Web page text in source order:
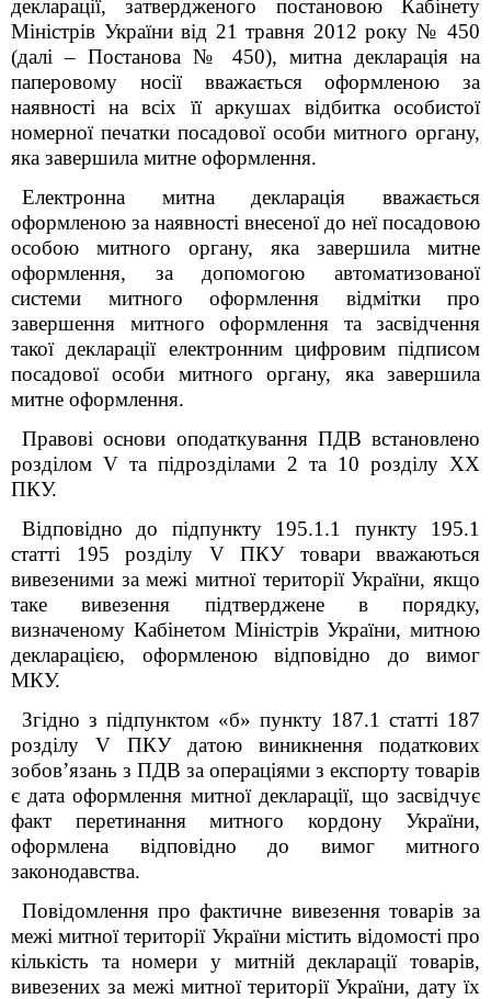
декларації, затвердженого постановою Кабінету
Міністрів України від 21 травня 2012 року № 450
(далі – Постанова № 450), митна декларація на
паперовому носії вважається оформленою за
наявності на всіх її аркушах відбитка особистої
номерної печатки посадової особи митного органу,
яка завершила митне оформлення.
Електронна митна декларація вважається
оформленою за наявності внесеної до неї посадовою
особою митного органу, яка завершила митне
оформлення, за допомогою автоматизованої
системи митного оформлення відмітки про
завершення митного оформлення та засвідчення
такої декларації електронним цифровим підписом
посадової особи митного органу, яка завершила
митне оформлення.
Правові основи оподаткування ПДВ встановлено
розділом V та підрозділами 2 та 10 розділу XX
ПКУ.
Відповідно до підпункту 195.1.1 пункту 195.1
статті 195 розділу V ПКУ товари вважаються
вивезеними за межі митної території України, якщо
таке вивезення підтверджене в порядку,
визначеному Кабінетом Міністрів України, митною
декларацією, оформленою відповідно до вимог
МКУ.
Згідно з підпунктом «б» пункту 187.1 статті 187
розділу V ПКУ датою виникнення податкових
зобов’язань з ПДВ за операціями з експорту товарів
є дата оформлення митної декларації, що засвідчує
факт перетинання митного кордону України,
оформлена відповідно до вимог митного
законодавства.
Повідомлення про фактичне вивезення товарів за
межі митної території України містить відомості про
кількість та номери у митній декларації товарів,
вивезених за межі митної території України, дату їх